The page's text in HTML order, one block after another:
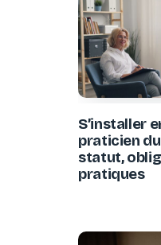
S’installer
praticien
statut,
pratiques